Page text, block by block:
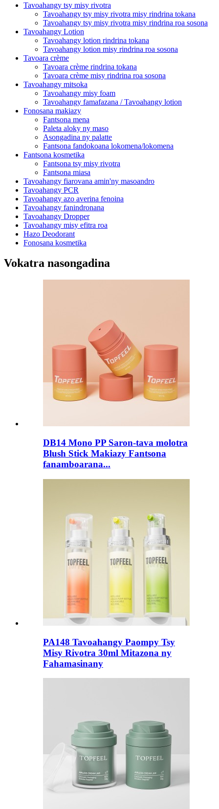
Tavoahangy tsy misy rivotra
Tavoahangy tsy misy rivotra misy rindrina tokana
Tavoahangy tsy misy rivotra misy rindrina roa sosona
Tavoahangy Lotion
Tavoahangy lotion rindrina tokana
Tavoahangy lotion misy rindrina roa sosona
Tavoara crème
Tavoara crème rindrina tokana
Tavoara crème misy rindrina roa sosona
Tavoahangy mitsoka
Tavoahangy misy foam
Tavoahangy famafazana / Tavoahangy lotion
Fonosana makiazy
Fantsona mena
Paleta aloky ny maso
Asongadina ny palatte
Fantsona fandokoana lokomena/lokomena
Fantsona kosmetika
Fantsona tsy misy rivotra
Fantsona miasa
Tavoahangy fiarovana amin'ny masoandro
Tavoahangy PCR
Tavoahangy azo averina fenoina
Tavoahangy fanindronana
Tavoahangy Dropper
Tavoahangy misy efitra roa
Hazo Deodorant
Fonosana kosmetika
Vokatra nasongadina
DB14 Mono PP Saron-tava molotra
Blush Stick Makiazy Fantsona
fanamboarana...
PA148 Tavoahangy Paompy Tsy
Misy Rivotra 30ml Mitazona ny
Fahamasinany